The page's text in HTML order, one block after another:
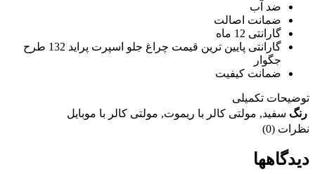
ضد آب
ضمانت اصالت
گارانتی 12 ماه
گارانتی پایین ترین قیمت چراغ جلو اسپرت پراید 132 طرح
جگوار
ضمانت کیفیت
توضیحات تکمیلی
رنگ سفید, مولتی کالر با ریموت, مولتی کالر با موبایل
نظرات (0)
دیدگاهها